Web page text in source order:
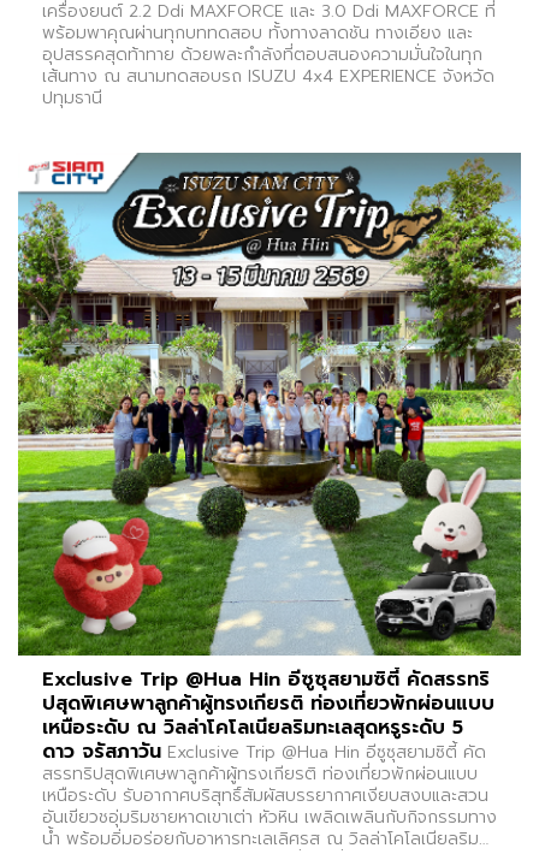
เครื่องยนต์ 2.2 Ddi MAXFORCE และ 3.0 Ddi MAXFORCE ที่
พร้อมพาคุณผ่านทุกบททดสอบ ทั้งทางลาดชัน ทางเอียง และ
อุปสรรคสุดท้าทาย ด้วยพละกำลังที่ตอบสนองความมั่นใจในทุก
เส้นทาง ณ สนามทดสอบรถ ISUZU 4x4 EXPERIENCE จังหวัด
ปทุมธานี
Exclusive Trip @Hua Hin อีซูซุสยามซิตี้ คัดสรรทริ
ปสุดพิเศษพาลูกค้าผู้ทรงเกียรติ ท่องเที่ยวพักผ่อนแบบ
เหนือระดับ ณ วิลล่าโคโลเนียลริมทะเลสุดหรูระดับ 5
ดาว จรัสภาวัน Exclusive Trip @Hua Hin อีซูซุสยามซิตี้ คัด
สรรทริปสุดพิเศษพาลูกค้าผู้ทรงเกียรติ ท่องเที่ยวพักผ่อนแบบ
เหนือระดับ รับอากาศบริสุทธิ์สัมผัสบรรยากาศเงียบสงบและสวน
อันเขียวชอุ่มริมชายหาดเขาเต่า หัวหิน เพลิดเพลินกับกิจกรรมทาง
น้ำ พร้อมอิ่มอร่อยกับอาหารทะเลเลิศรส ณ วิลล่าโคโลเนียลริม